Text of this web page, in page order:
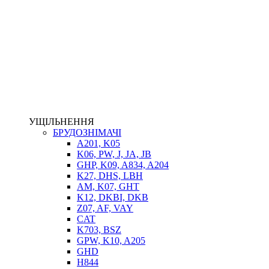
ВТУЛКИ
УЩІЛЬНЕННЯ
БРУДОЗНІМАЧІ
A201, K05
K06, PW, J, JA, JB
GHP, K09, A834, A204
K27, DHS, LBH
AM, K07, GHT
K12, DKBI, DKB
Z07, AF, VAY
CAT
K703, BSZ
GPW, K10, A205
GHD
H844